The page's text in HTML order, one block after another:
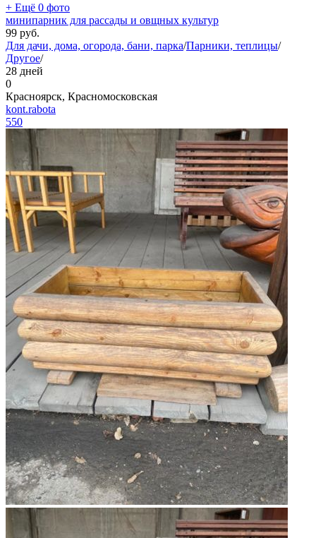
+ Ещё 0 фото
минипарник для рассады и овщных культур
99 руб.
Для дачи, дома, огорода, бани, парка/Парники, теплицы/
Другое/
28 дней
0
Красноярск, Красномосковская
kont.rabota
550